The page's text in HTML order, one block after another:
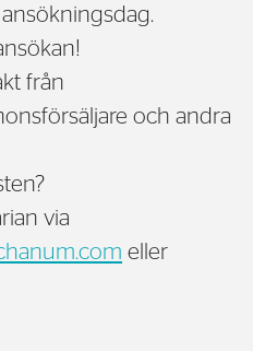
från
och andra
via
eller